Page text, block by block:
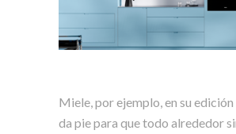
Miele, por ejemplo, en su edición
da pie para que todo alrededor